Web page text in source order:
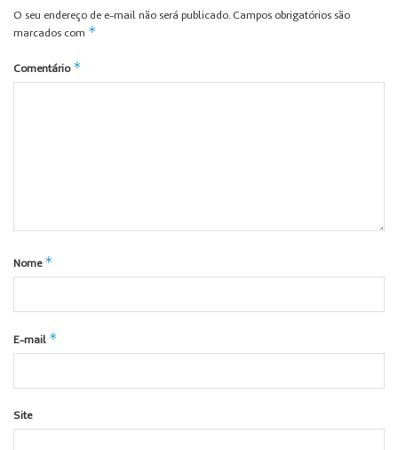
O seu endereço de e-mail não será publicado. Campos obrigatórios são
marcados com *
Comentário *
Nome *
E-mail *
Site